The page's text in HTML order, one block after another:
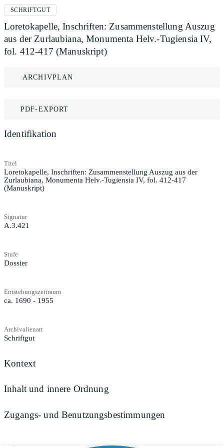
SCHRIFTGUT
Loretokapelle, Inschriften: Zusammenstellung Auszug
aus der Zurlaubiana, Monumenta Helv.-Tugiensia IV,
fol. 412-417 (Manuskript)
ARCHIVPLAN
PDF-EXPORT
Identifikation
Titel
Loretokapelle, Inschriften: Zusammenstellung Auszug aus der
Zurlaubiana, Monumenta Helv.-Tugiensia IV, fol. 412-417
(Manuskript)
Signatur
A.3.421
Stufe
Dossier
Entstehungszeitraum
ca. 1690 - 1955
Archivalienart
Schriftgut
Kontext
Inhalt und innere Ordnung
Zugangs- und Benutzungsbestimmungen